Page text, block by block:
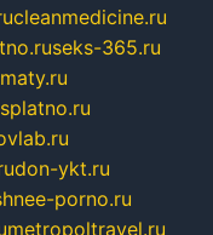
cleanmedicine.ru
seks-365.ru
don-ykt.ru
porno.ru
metropoltravel.ru